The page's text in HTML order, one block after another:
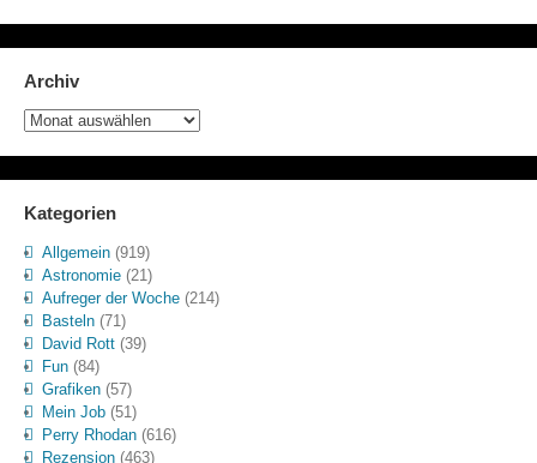
Archiv
Archiv
Kategorien
Allgemein(919)
Astronomie(21)
Aufreger der Woche(214)
Basteln(71)
David Rott(39)
Fun(84)
Grafiken(57)
Mein Job(51)
Perry Rhodan(616)
Rezension(463)